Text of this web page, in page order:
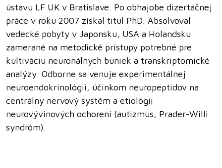
ústavu LF UK v Bratislave. Po obhajobe dizertačnej
práce v roku 2007 získal titul PhD. Absolvoval
vedecké pobyty v Japonsku, USA a Holandsku
zamerané na metodické prístupy potrebné pre
kultiváciu neuronálnych buniek a transkriptomické
analýzy. Odborne sa venuje experimentálnej
neuroendokrinológii, účinkom neuropeptidov na
centrálny nervový systém a etiológii
neurovývinových ochorení (autizmus, Prader-Willi
syndróm).